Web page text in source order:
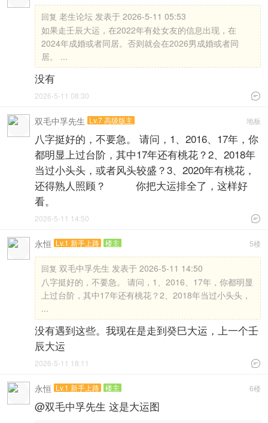
回复 老生论坛 发表于 2026-5-11 05:53
如果走壬辰大运，在2022年有处女友的信息出现，在
2024年成婚或者同居。否则就会在2026男成婚或者同
居。 ...
没有

2026-5-11 08:30
地板
双毛中孚先生 Lv.7 高级版主
八字挺好的，不要急。 请问，1、2016、17年，你
都明显上过台阶，其中17年还有桃花？2、2018年
当过小头头，或者风头较盛？3、2020年有桃花，
还得熟人照顾？ 你把大运排全了，这样好
看。

2026-5-11 14:50
5楼
永恒 Lv.1 新手上路 楼主
回复 双毛中孚先生 发表于 2026-5-11 14:50
八字挺好的，不要急。 请问，1、2016、17年，你都明显
上过台阶，其中17年还有桃花？2、2018年当过小头头，
...
没有遇到这些。我现在是走到癸巳大运，上一个壬
辰大运

2026-5-11 18:11
6楼
永恒 Lv.1 新手上路 楼主
@双毛中孚先生 这是大运图